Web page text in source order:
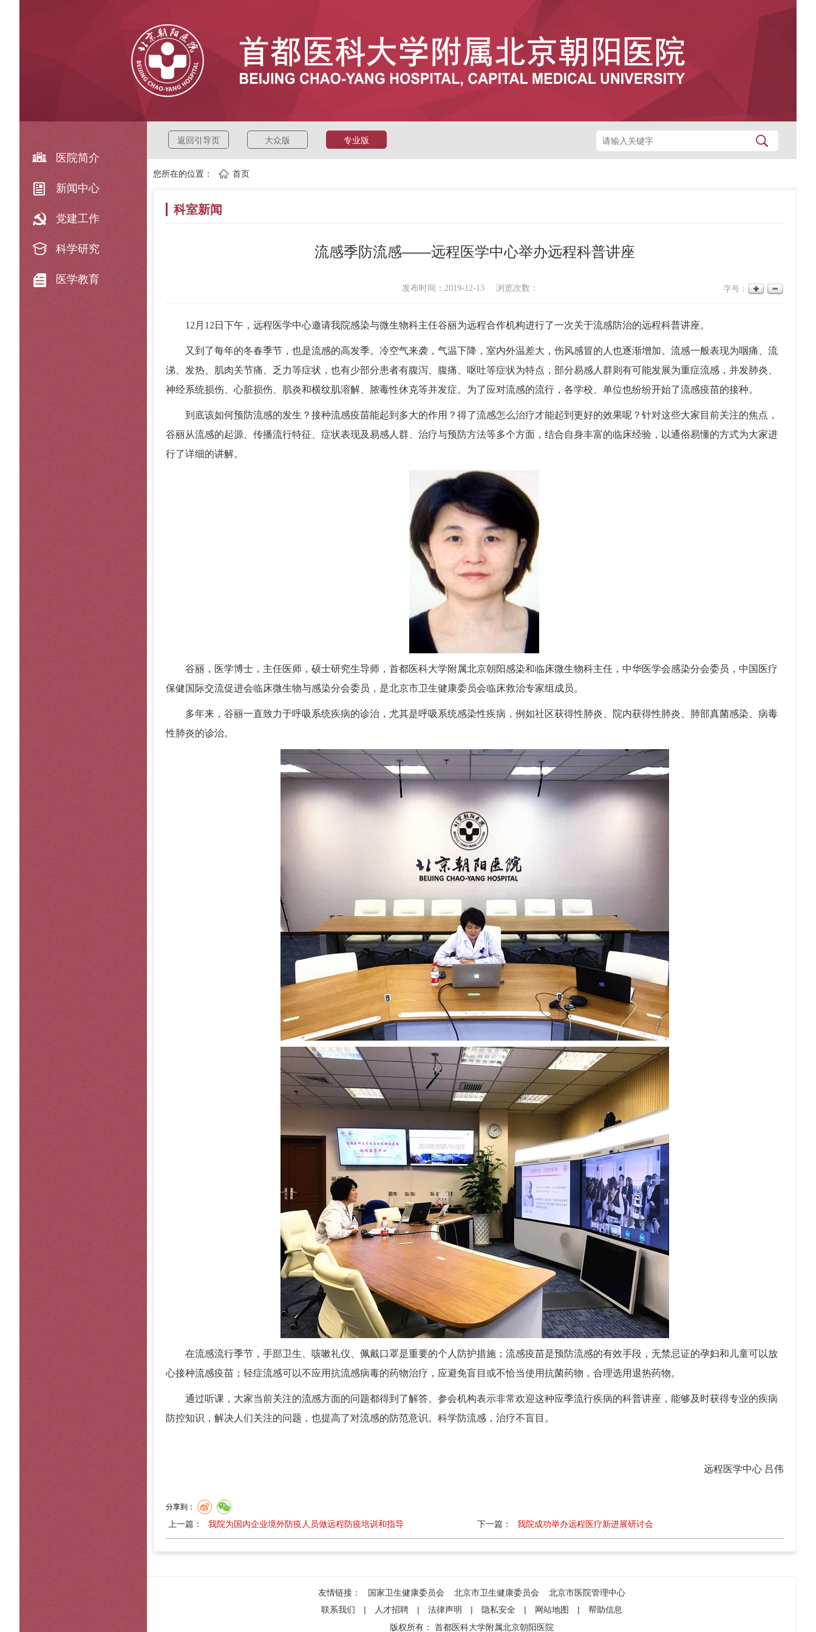
医院简介
新闻中心
党建工作
科学研究
医学教育
返回引导页 大众版 专业版
您所在的位置： 首页
科室新闻
流感季防流感——远程医学中心举办远程科普讲座
发布时间：2019-12-13 浏览次数： 字号：
12月12日下午，远程医学中心邀请我院感染与微生物科主任谷丽为远程合作机构进行了一次关于流感防治的远程科普讲座。
又到了每年的冬春季节，也是流感的高发季。冷空气来袭，气温下降，室内外温差大，伤风感冒的人也逐渐增加。流感一般表现为咽痛、流
涕、发热、肌肉关节痛、乏力等症状，也有少部分患者有腹泻、腹痛、呕吐等症状为特点，部分易感人群则有可能发展为重症流感，并发肺炎、
神经系统损伤、心脏损伤、肌炎和横纹肌溶解、脓毒性休克等并发症。为了应对流感的流行，各学校、单位也纷纷开始了流感疫苗的接种。
到底该如何预防流感的发生？接种流感疫苗能起到多大的作用？得了流感怎么治疗才能起到更好的效果呢？针对这些大家目前关注的焦点，
谷丽从流感的起源、传播流行特征、症状表现及易感人群、治疗与预防方法等多个方面，结合自身丰富的临床经验，以通俗易懂的方式为大家进
行了详细的讲解。
谷丽，医学博士，主任医师，硕士研究生导师，首都医科大学附属北京朝阳感染和临床微生物科主任，中华医学会感染分会委员，中国医疗
保健国际交流促进会临床微生物与感染分会委员，是北京市卫生健康委员会临床救治专家组成员。
多年来，谷丽一直致力于呼吸系统疾病的诊治，尤其是呼吸系统感染性疾病，例如社区获得性肺炎、院内获得性肺炎、肺部真菌感染、病毒
性肺炎的诊治。
在流感流行季节，手部卫生、咳嗽礼仪、佩戴口罩是重要的个人防护措施； 流感疫苗是预防流感的有效手段，无禁忌证的孕妇和儿童可以放
心接种流感疫苗； 轻症流感可以不应用抗流感病毒的药物治疗，应避免盲目或不恰当使用抗菌药物，合理选用退热药物。
通过听课，大家当前关注的流感方面的问题都得到了解答。参会机构表示非常欢迎这种应季流行疾病的科普讲座，能够及时获得专业的疾病
防控知识，解决人们关注的问题，也提高了对流感的防范意识。科学防流感，治疗不盲目。
远程医学中心 吕伟
分享到：
上一篇： 我院为国内企业境外防疫人员做远程防疫培训和指导 下一篇： 我院成功举办远程医疗新进展研讨会
友情链接： 国家卫生健康委员会 北京市卫生健康委员会
北京市医院管理中心
联系我们
| 人才招聘 | 法律声明 | 隐私安全 | 网站地图 |
帮助信息
版权所有： 首都医科大学附属北京朝阳医院